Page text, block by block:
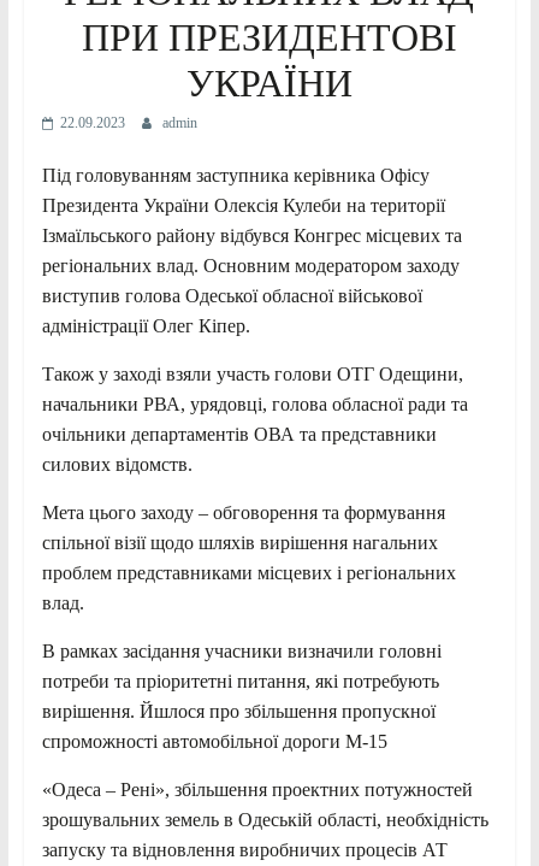
ПРИ ПРЕЗИДЕНТОВІ
УКРАЇНИ
22.09.2023 admin
Під головуванням заступника керівника Офісу
Президента України Олексія Кулеби на території
Ізмаїльського району відбувся Конгрес місцевих та
регіональних влад. Основним модератором заходу
виступив голова Одеської обласної військової
адміністрації Олег Кіпер.
Також у заході взяли участь голови ОТГ Одещини,
начальники РВА, урядовці, голова обласної ради та
очільники департаментів ОВА та представники
силових відомств.
Мета цього заходу – обговорення та формування
спільної візії щодо шляхів вирішення нагальних
проблем представниками місцевих і регіональних
влад.
В рамках засідання учасники визначили головні
потреби та пріоритетні питання, які потребують
вирішення. Йшлося про збільшення пропускної
спроможності автомобільної дороги М-15
«Одеса – Рені», збільшення проектних потужностей
зрошувальних земель в Одеській області, необхідність
запуску та відновлення виробничих процесів АТ